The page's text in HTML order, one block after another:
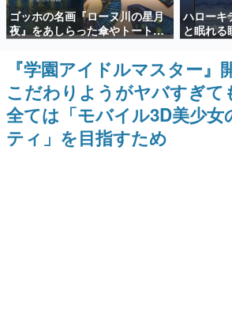
新世代に訊く
これからのデジタルゲーム市場
の姿を追い、彼らのルーツと情
ゲーム世代の作家たち
ゲームに多大な影響を受けた作家
日本のコンテンツ産業やカルチャ
画です。
日本モバイルゲーム産業史
日本のモバイルゲーム史における
ゴッホの名画『ローヌ川の星月
夜』をあしらった傘やトートバ
ッグなどが登場。8月7日21時よ
り2日間限定で予約販売
ハローキ
と眠れる
『ゆめた
ごとの
ムも搭載
『学園アイドルマスター』
こだわりようがヤバすぎて
全ては「モバイル3D美少女
ティ」を目指すため